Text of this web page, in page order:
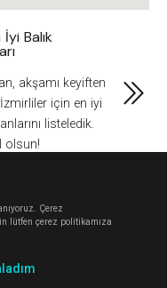
Balık
akşamı keyiften
için en iyi
listeledik.
olsun!
Çerez
lütfen çerez politikamıza